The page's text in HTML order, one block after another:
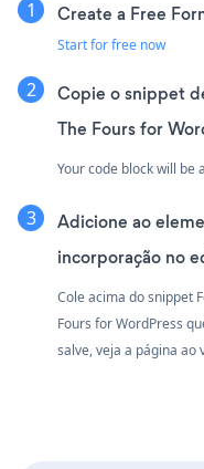
Create a Free
Start for free now
Copie o snippet
The Fours for
Your code block will be
Adicione ao
incorporação no
Cole acima do snippet
Fours for WordPress
salve, veja a página ao